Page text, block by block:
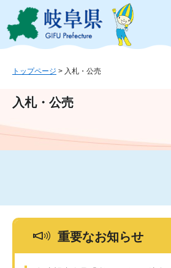
ジ
ュ
文
このページの本文へ
トップページ > 入札・公売
入札・公売
重要なお知らせ